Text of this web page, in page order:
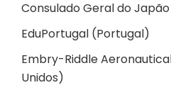
Consulado Geral do
EduPortugal (Portugal)
Embry-Riddle
Unidos)